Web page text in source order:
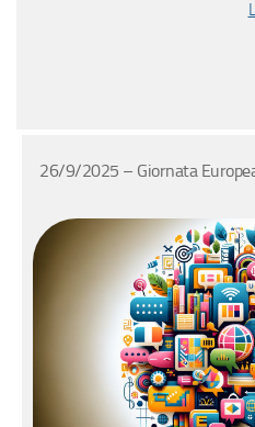
26/9/2025 – Giornata